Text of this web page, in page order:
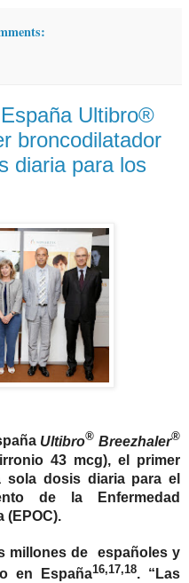
Ultibro®
broncodilatador
diaria para los
Ultibro® Breezhaler®
43 mcg), el primer
sola dosis diaria para el
de la Enfermedad
(EPOC).
millones de españoles y
en España16,17,18. “Las